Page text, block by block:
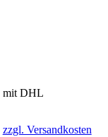
zzgl. Versandkosten